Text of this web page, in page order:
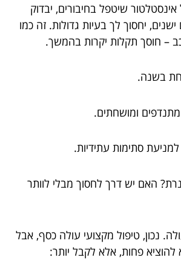
שיטפל בחיבורים, יבדוק
ישנים, יחסוך לך בעיות גדולות. זה כמו
– חוסך תקלות יקרות בהמשך.
בשנה.
ומושחתים.
סתימות עתידיות.
האם יש דרך לחסוך מבלי לוותר
נכון, טיפול מקצועי עולה כסף, אבל
להוציא פחות, אלא לקבל יותר: